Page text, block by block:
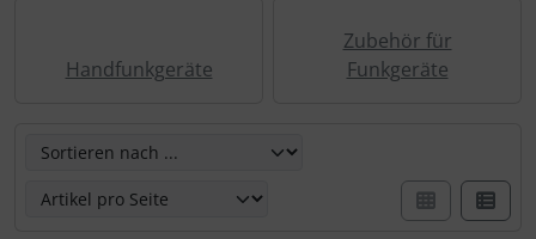
Handfunkgeräte
Zubehör für
Funkgeräte